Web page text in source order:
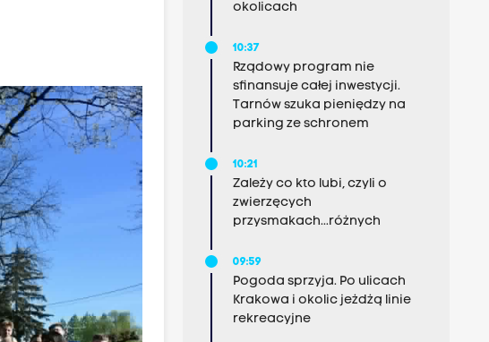
okolicach
10:37
Rządowy program nie
sfinansuje całej inwestycji.
Tarnów szuka pieniędzy na
parking ze schronem
10:21
Zależy co kto lubi, czyli o
zwierzęcych
przysmakach...różnych
09:59
Pogoda sprzyja. Po ulicach
Krakowa i okolic jeżdżą linie
rekreacyjne